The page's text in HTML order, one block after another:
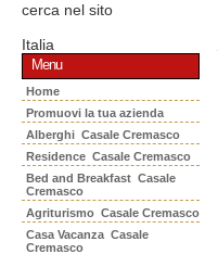
cerca nel sito
Italia
Menu
Home
Promuovi la tua azienda
Alberghi Casale Cremasco
Residence Casale Cremasco
Bed and Breakfast Casale
Cremasco
Agriturismo Casale Cremasco
Casa Vacanza Casale
Cremasco